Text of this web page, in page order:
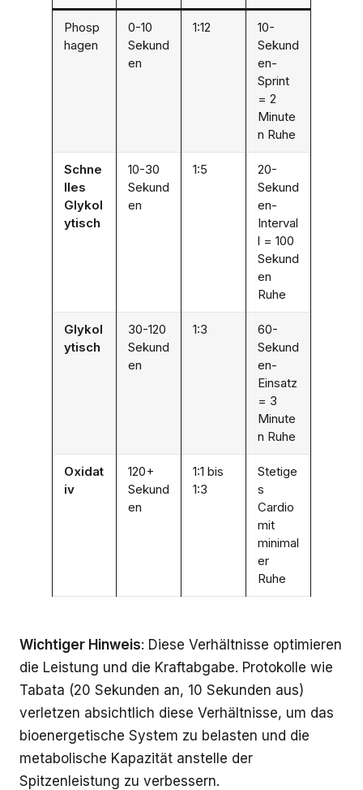
Phosp
hagen
0-10
Sekund
en
1:12
10-
Sekund
en-
Sprint
= 2
Minute
n Ruhe
Schne
lles
Glykol
ytisch
10-30
Sekund
en
1:5
20-
Sekund
en-
Interval
l = 100
Sekund
en
Ruhe
Glykol
ytisch
30-120
Sekund
en
1:3
60-
Sekund
en-
Einsatz
= 3
Minute
n Ruhe
Oxidat
iv
120+
Sekund
en
1:1 bis
1:3
Stetige
s
Cardio
mit
minimal
er
Ruhe
Wichtiger Hinweis: Diese Verhältnisse optimieren
die Leistung und die Kraftabgabe. Protokolle wie
Tabata (20 Sekunden an, 10 Sekunden aus)
verletzen absichtlich diese Verhältnisse, um das
bioenergetische System zu belasten und die
metabolische Kapazität anstelle der
Spitzenleistung zu verbessern.